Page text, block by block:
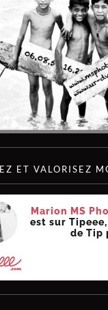
ET VALORISEZ
Marion MS
est sur
de Tip